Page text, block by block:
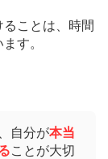
ことは、時間
す。
自分が本当
ことが大切